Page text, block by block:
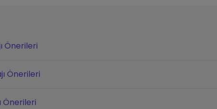
Önerileri
Önerileri
Önerileri